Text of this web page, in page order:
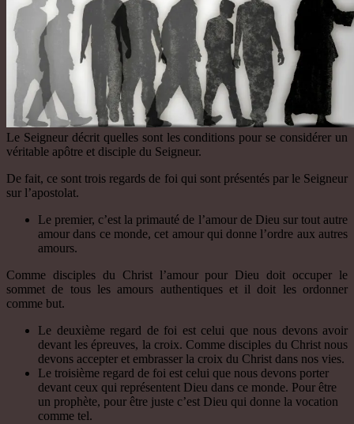
Le Seigneur décrit quelles sont les conditions pour se considérer un
véritable apôtre et disciple du Seigneur.
De fait, ce sont trois regards de foi qui sont présentés par le Seigneur
sur l’apostolat.
Le premier, c’est la primauté de l’amour de Dieu sur tout autre
amour dans ce monde, cet amour qui donne l’ordre aux autres
amours.
Comme disciples du Christ l’amour pour Dieu doit occuper le
sommet de tous les amours authentiques et il doit les ordonner
comme but.
Le deuxième regard de foi est celui que nous devons avoir
devant les épreuves, la croix. Comme disciples du Christ nous
devons accepter et embrasser la croix du Christ dans nos vies.
Le troisième regard de foi est celui que nous devons porter
devant ceux qui représentent Dieu dans ce monde. Pour être
un prophète, pour être juste c’est Dieu qui donne la vocation
comme tel.